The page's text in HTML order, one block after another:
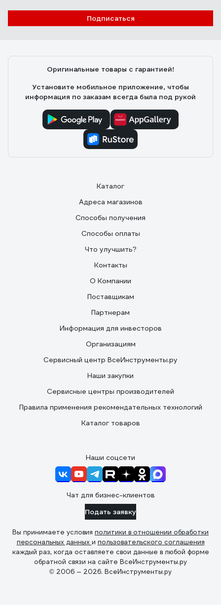
Подписаться
Оригинальные товары с гарантией!
Установите мобильное приложение, чтобы
информация по заказам всегда была под рукой
Каталог
Адреса магазинов
Способы получения
Способы оплаты
Что улучшить?
Контакты
О Компании
Поставщикам
Партнерам
Информация для инвесторов
Организациям
Сервисный центр ВсеИнструменты.ру
Наши закупки
Сервисные центры производителей
Правила применения рекомендательных технологий
Каталог товаров
Наши соцсети
Чат для бизнес-клиентов
Подать заявку
Вы принимаете условия политики в отношении обработки
персональных данных и пользовательского соглашения
каждый раз, когда оставляете свои данные в любой форме
обратной связи на сайте ВсеИнструменты.ру
© 2006 — 2026. ВсеИнструменты.ру